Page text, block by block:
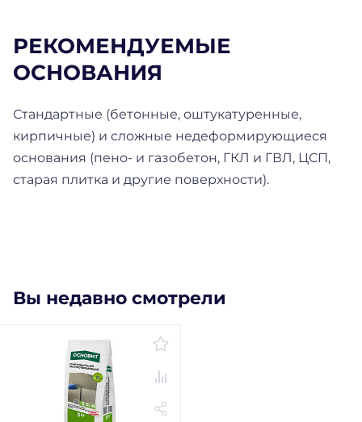
РЕКОМЕНДУЕМЫЕ
ОСНОВАНИЯ
Стандартные (бетонные, оштукатуренные,
кирпичные) и сложные недеформирующиеся
основания (пено- и газобетон, ГКЛ и ГВЛ, ЦСП,
старая плитка и другие поверхности).
Вы недавно смотрели